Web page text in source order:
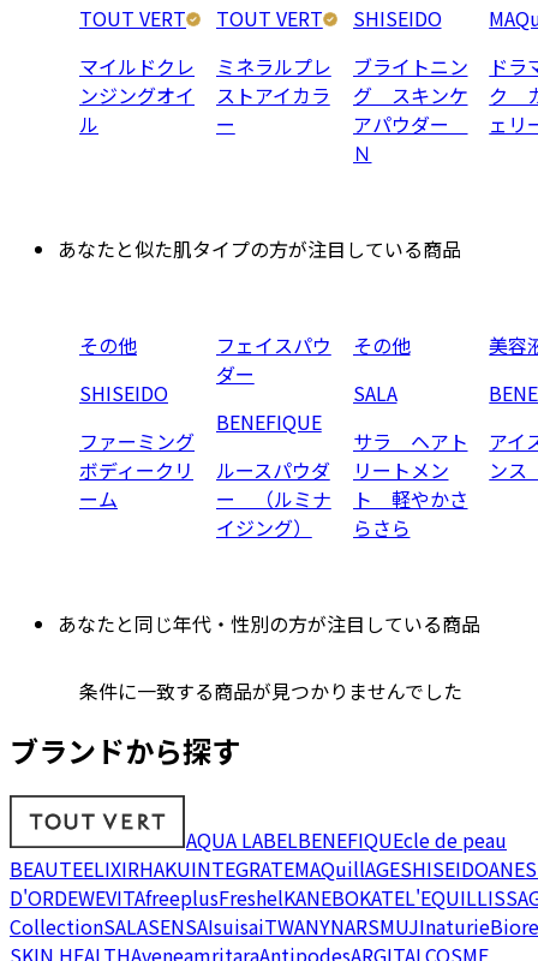
TOUT VERT
マイルドクレ
ンジングオイ
ル
TOUT VERT
ミネラルプレ
ストアイカラ
ー
SHISEIDO
ブライトニン
グ スキンケ
アパウダー
Ｎ
ドラ
ク
ェ
あなたと似た肌タイプの方が注目している商品
その他
SHISEIDO
ファーミング
ボディークリ
ーム
フェイスパウ
ダー
BENEFIQUE
ルースパウダ
ー （ルミナ
イジング）
その他
SALA
サラ ヘアト
リートメン
ト 軽やかさ
らさら
美容
アイ
ン
あなたと同じ年代・性別の方が注目している商品
条件に一致する商品が見つかりませんでした
ブランドから探す
AQUA LABELBENEFIQUEcle de peau
BEAUTEELIXIRHAKUINTEGRATEMAQuillAGESHISEIDO
D'ORDEWEVITAfreeplusFreshelKANEBOKATEL'EQUIL
CollectionSALASENSAIsuisaiTWANYNARSMUJInaturieBiore
SKIN HEALTHAveneamritaraAntipodesARGITALCOSME